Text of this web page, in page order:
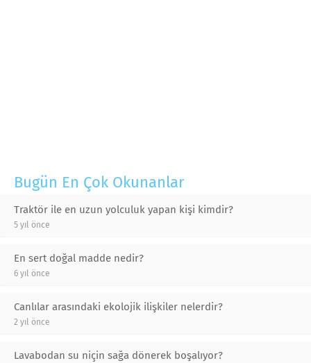
Bugün En Çok Okunanlar
Traktör ile en uzun yolculuk yapan kişi kimdir?
5 yıl önce
En sert doğal madde nedir?
6 yıl önce
Canlılar arasındaki ekolojik ilişkiler nelerdir?
2 yıl önce
Lavabodan su niçin sağa dönerek boşalıyor?